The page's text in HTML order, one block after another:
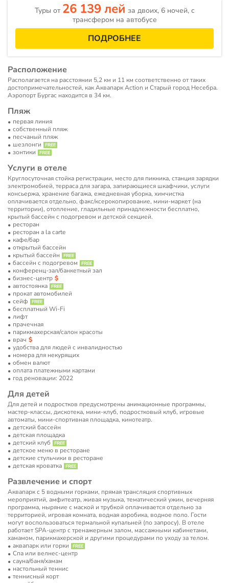
Туры от 26 139 лей за двоих, 6 ночей, с
трансфером на автобусе
ПОДРОБНЕЕ
Расположение
Располагается на расстоянии 5,2 км и 11 км соответственно от таких
достопримечательностей, как Аквапарк Action и Старый город Несебра.
Аэропорт Бургас находится в 34 км.
Пляж
первая линия
собственный пляж
песчаный пляж
шезлонги
зонтики
Услуги в отеле
Круглосуточная стойка регистрации, место для пикника, станция зарядки
электромобией, терраса для загара, запирающиеся шкафчики, услуги
консьержа, хранение багажа, ежедневная уборка, химчистка
оплачивается отдельно, факс/ксерокопирование, мини-маркет (на
территории), отопление, гладильные принадлежности бесплатно,
крытый бассейн с подогревом и детской секцией.
ресторан
ресторан a la carte
кафе/бар
открытый бассейн
крытый бассейн
бассейн с подогревом
конференц-зал/банкетный зал
бизнес-центр
автостоянка
прокат автомобилей
сейф
бесплатный Wi-Fi
лифт
прачечная
парикмахерская/салон красоты
врач
удобства для людей с инвалидностью
номера для некурящих
обмен валют
оплата платежными картами
год реновации: 2022
Для детей
Для детей и подростков предусмотрены анимационные программы,
мастер-классы, дискотека, мини-клуб, подростковый клуб, игровые
автоматы, мини-спортивная площадка, кинотеатр.
детский бассейн
детская площадка
детский клуб
детское меню в ресторане
детские стульчики в ресторане
детская кроватка
Развлечение и спорт
Аквапарк с 5 водными горками, прямая трансляция спортивных
мероприятий, амфитеатр, живая музыка, тематический ужин, вечерняя
программа, ныряние с маской и трубкой оплачивается отдельно за
территорией, игровая комната, водная аэробика, водное поло. Гости
могут воспользоваться термальной купальней (по запросу). В отеле
работает SPA-центр с тренажерным залом, массажными кабинетами,
хамамом, парикмахерской и другими процедурами по уходу за телом.
аквапарк или горки
Спа или велнес-центр
сауна/баня/хамам
настольный теннис
теннисный корт